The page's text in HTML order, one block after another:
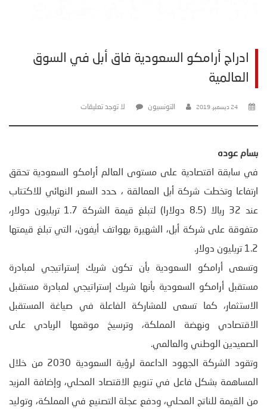
ادراج أرامكو السعودية فاق أبل في السوق
العالمية
24 ديسمبر، 2019 التونسيون لا توجد تعليقات
بسام عوده
في سابقة اقتصادية على مستوى العالم أرامكو السعودية تحقق
ارتفاعا وتخطت شركة أبل العمالقة ، حدد السعر النهائي للاكتتاب
عند 32 ريالا (8.5 دولارا) لتبلغ قيمة الشركة 1.7 تريليون دولار،
متفوقة على شركة أبل، الشهيرة بهواتف أيفون، التي تبلغ قيمتها
1.2 تريليون دولار.
وتسعى أرامكو السعودية بأن تكون شريك إستراتيجي لمبادرة
مستقبل أرامكو السعودية بأنها شريك إستراتيجي لمبادرة مستقبل
الاستثمار، كما تسعى للمشاركة الفاعلة في صياغة المستقبل
الاقتصادي ونهضة المملكة، وترسيخ موقعها الريادي على
الصعيدين الوطني والعالمي.
وتقود الشركة الجهود الداعمة لرؤية السعودية 2030 من خلال
المساهمة بشكل فاعل في تنويع الاقتصاد المحلي، وإضافة المزيد
من القيمة للناتج المحلي، ودفع عجلة التصنيع في المملكة، وتوليد